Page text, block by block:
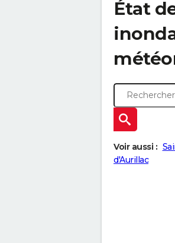
État
Voir aussi :
d'Aurillac